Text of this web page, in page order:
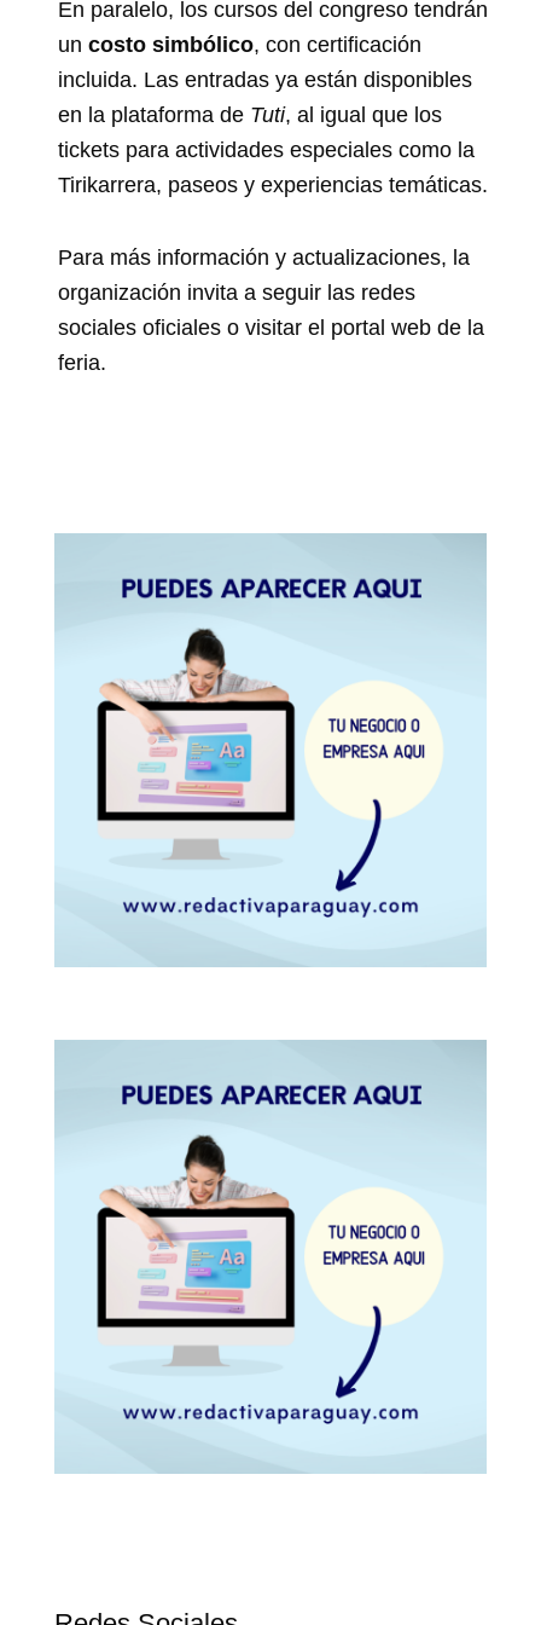
En paralelo, los cursos del congreso tendrán
un costo simbólico, con certificación
incluida. Las entradas ya están disponibles
en la plataforma de Tuti, al igual que los
tickets para actividades especiales como la
Tirikarrera, paseos y experiencias temáticas.
Para más información y actualizaciones, la
organización invita a seguir las redes
sociales oficiales o visitar el portal web de la
feria.